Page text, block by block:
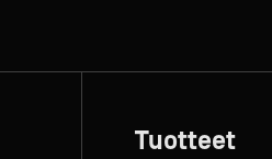
Tuotteet